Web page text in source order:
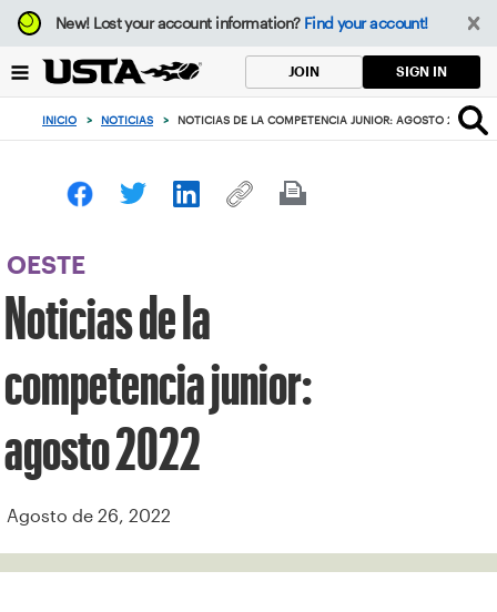
Enfoque
desde
botón
volver
principio
New!Lost your account information? Find your account!
JOIN SIGN IN
INICIO > NOTICIAS > NOTICIAS DE LA COMPETENCIA JUNIOR: AGOSTO 2022
OESTE
Noticias de la
competencia junior:
agosto 2022
Agosto de 26, 2022